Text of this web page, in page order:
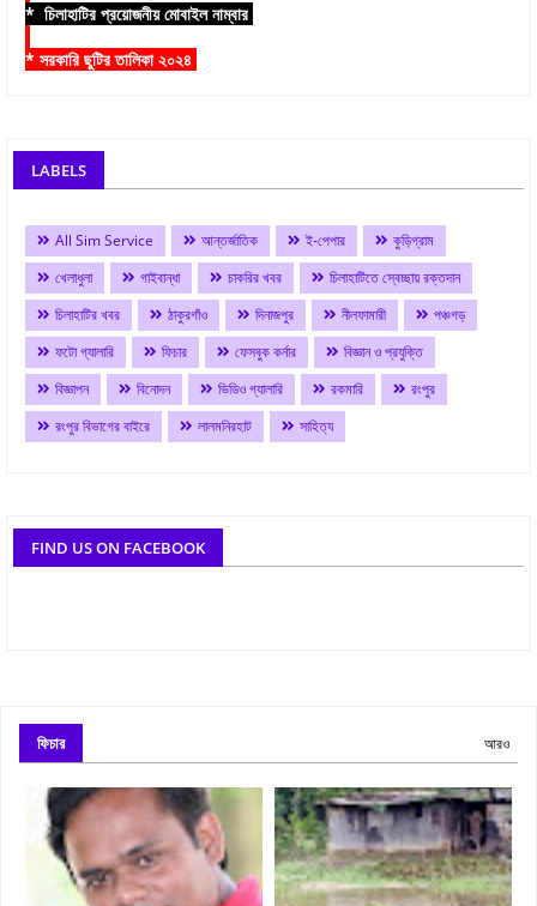
* চিলাহাটির প্রয়োজনীয় মোবাইল নাম্বার
* সরকারি ছুটির তালিকা ২০২৪
LABELS
All Sim Service আন্তর্জাতিক ই-পেপার
কুড়িগ্রাম
খেলাধুলা
গাইবান্ধা চাকরির খবর
চিলাহাটিতে স্বেচ্ছায় রক্তদান
চিলাহাটির খবর
ঠাকুরগাঁও দিনাজপুর নীলফামারী
পঞ্চগড়
ফটো গ্যালারি
ফিচার ফেসবুক কর্নার
বিজ্ঞান ও প্রযুক্তি
বিজ্ঞাপন
বিনোদন ভিডিও গ্যালারি রকমারি
রংপুর
রংপুর বিভাগের বাইরে
লালমনিরহাট সাহিত্য
FIND US ON FACEBOOK
ফিচার আরও